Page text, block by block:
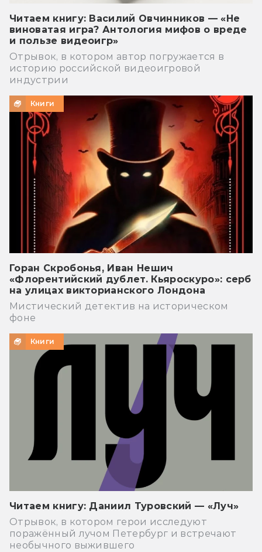
Читаем книгу: Василий Овчинников — «Не
виноватая игра? Антология мифов о вреде
и пользе видеоигр»
Отрывок, в котором автор погружается в
историю российской видеоигровой
индустрии
Книги
Горан Скробонья, Иван Нешич
«Флорентийский дублет. Кьяроскуро»: серб
на улицах викторианского Лондона
Мистический детектив на историческом
фоне
Книги
Читаем книгу: Даниил Туровский — «Луч»
Отрывок, в котором герои исследуют
поражённый лучом Петербург и встречают
необычного выжившего